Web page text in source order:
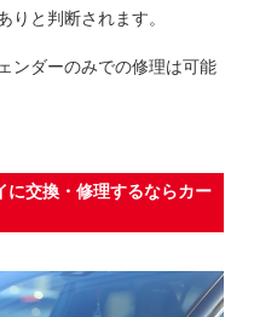
りと判断されます。
ンダーのみでの修理は可能
に交換・修理するならカー